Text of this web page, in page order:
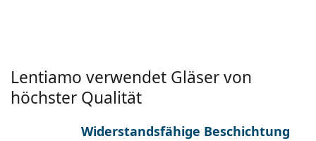
Lentiamo verwendet Gläser von
höchster Qualität
Widerstandsfähige Beschichtung